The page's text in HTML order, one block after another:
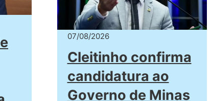
07/08/2026
Cleitinho confirma
candidatura ao
Governo de Minas